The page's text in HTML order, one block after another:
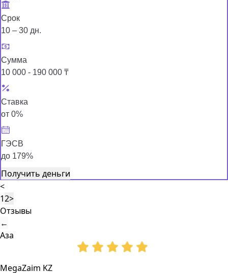
Срок
10 – 30 дн.
Сумма
10 000 - 190 000 ₸
Ставка
от 0%
ГЭСВ
до 179%
Получить деньги
<
12>
Отзывы
←
Аза
MegaZaim KZ